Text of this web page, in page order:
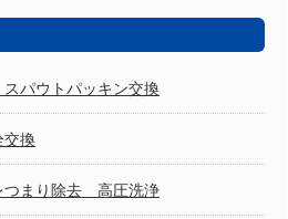
パウトパッキン交換
換
まり除去 高圧洗浄